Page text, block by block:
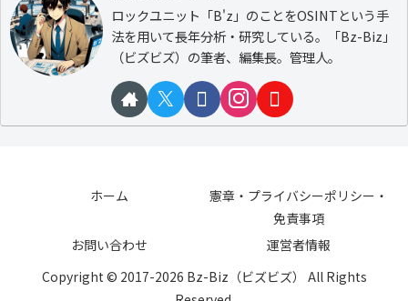
ロックユニット「B'z」のことをOSINTという手
法を用いて長年分析・研究している。「Bz-Biz」
（ビズビズ）の筆者、編集長。管理人。
ホーム
憲章・プライバシーポリシー・
免責事項
お問い合わせ
運営者情報
Copyright © 2017-2026 Bz-Biz（ビズビズ） All Rights